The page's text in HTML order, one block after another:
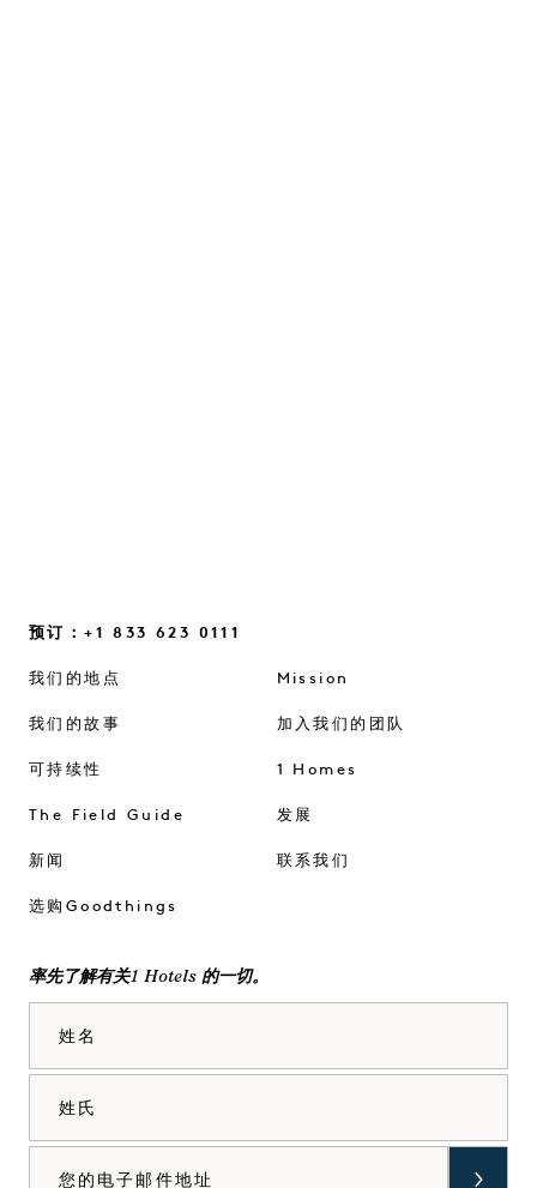
预订：+1 833 623 0111
我们的地点
我们的故事
可持续性
The Field Guide
新闻
选购Goodthings
Mission
加入我们的团队
1 Homes
发展
联系我们
率先了解有关1 Hotels 的一切。